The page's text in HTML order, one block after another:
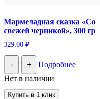
Мармеладная сказка «Со
свежей черникой», 300 гр
329.00 ₽
- +
Подробнее
Нет в наличии
Купить в 1 клик